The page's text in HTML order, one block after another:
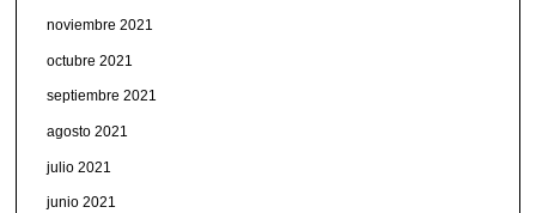
noviembre 2021
octubre 2021
septiembre 2021
agosto 2021
julio 2021
junio 2021